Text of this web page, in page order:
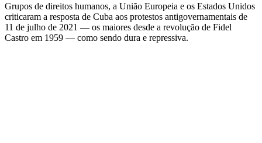
Grupos de direitos humanos, a União Europeia e os Estados Unidos
criticaram a resposta de Cuba aos protestos antigovernamentais de
11 de julho de 2021 — os maiores desde a revolução de Fidel
Castro em 1959 — como sendo dura e repressiva.